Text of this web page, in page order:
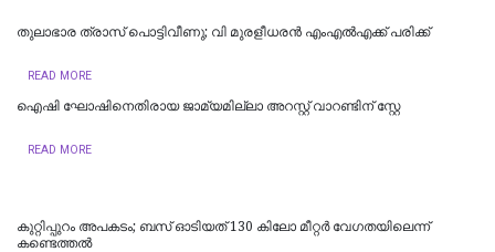
തുലാഭാര ത്രാസ് പൊട്ടിവീണു; വി മുരളീധരന്‍ എംഎല്‍എക്ക് പരിക്ക്
READ MORE
ഐഷി ഘോഷിനെതിരായ ജാമ്യമില്ലാ അറസ്റ്റ് വാറണ്ടിന് സ്റ്റേ
READ MORE
കുറ്റിപ്പുറം അപകടം; ബസ് ഓടിയത് 130 കിലോ മീറ്റർ വേഗതയിലെന്ന്
കണ്ടെത്തൽ